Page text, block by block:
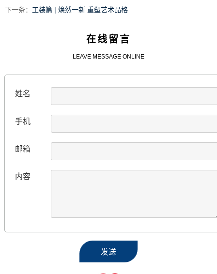
下一条： 工装篇 | 焕然一新 重塑艺术品格
在线留言
LEAVE MESSAGE ONLINE
姓名
手机
邮箱
内容